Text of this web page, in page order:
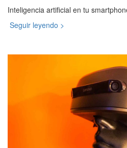
Inteligencia artificial en tu
Seguir leyendo >